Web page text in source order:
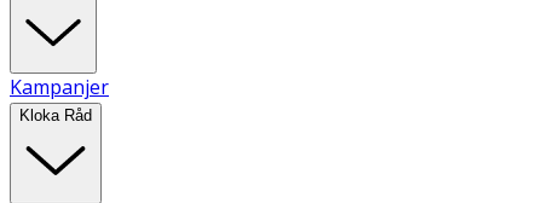
Kampanjer
Kloka Råd